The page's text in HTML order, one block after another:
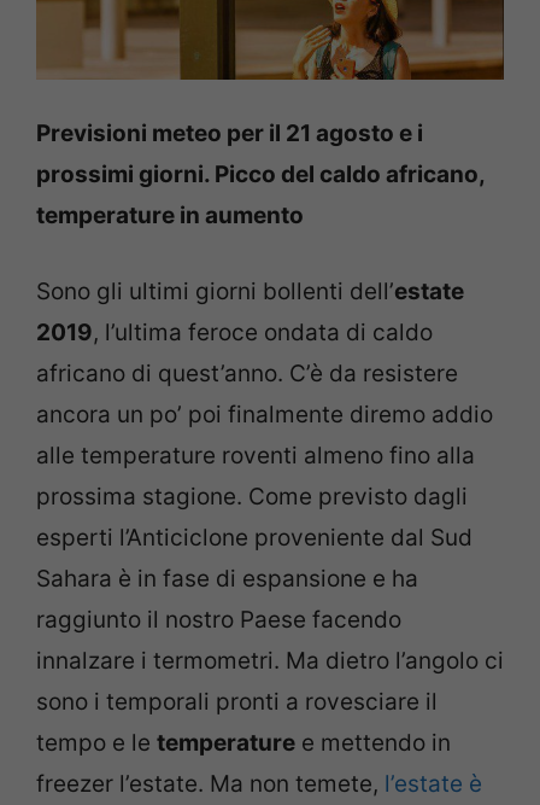
Previsioni meteo per il 21 agosto e i
prossimi giorni. Picco del caldo africano,
temperature in aumento
Sono gli ultimi giorni bollenti dell’estate
2019, l’ultima feroce ondata di caldo
africano di quest’anno. C’è da resistere
ancora un po’ poi finalmente diremo addio
alle temperature roventi almeno fino alla
prossima stagione. Come previsto dagli
esperti l’Anticiclone proveniente dal Sud
Sahara è in fase di espansione e ha
raggiunto il nostro Paese facendo
innalzare i termometri. Ma dietro l’angolo ci
sono i temporali pronti a rovesciare il
tempo e le temperature e mettendo in
freezer l’estate. Ma non temete, l’estate è